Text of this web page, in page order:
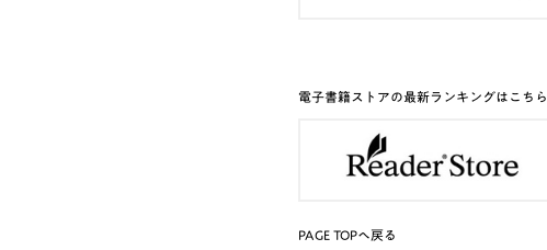
電子書籍ストアの最新ランキングはこちら
PAGE TOPへ戻る